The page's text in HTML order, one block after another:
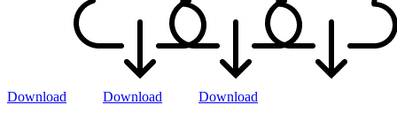
Download Download Download